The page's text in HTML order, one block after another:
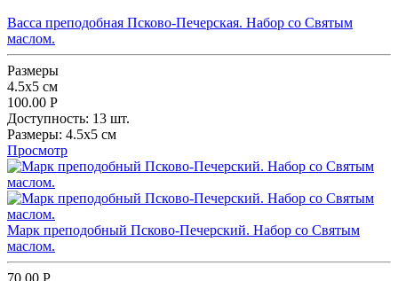
Васса преподобная Псково-Печерская. Набор со Святым
маслом.
Размеpы
4.5x5 см
100.00 Р
Доступность: 13 шт.
Размеpы: 4.5x5 см
Просмотр
Марк преподобный Псково-Печерский. Набор со Святым
маслом.